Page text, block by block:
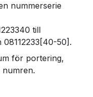
nummerserie
till
08112233[40-50].
för portering,